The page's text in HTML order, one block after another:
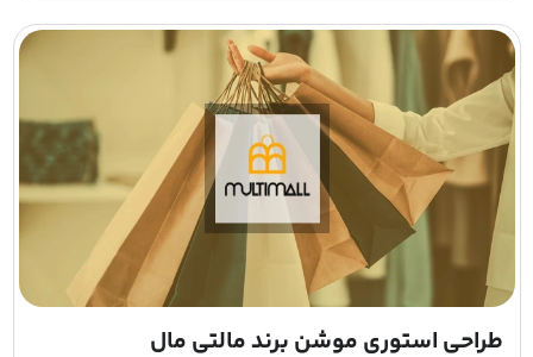
طراحی استوری موشن برند مالتی مال